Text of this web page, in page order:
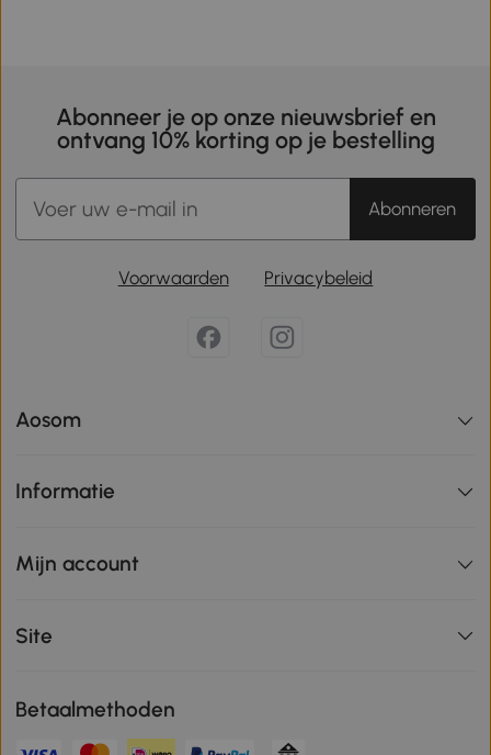
Abonneer je op onze nieuwsbrief en
ontvang 10% korting op je bestelling
Abonneren
Voorwaarden Privacybeleid
Aosom
Informatie
Mijn account
Site
Betaalmethoden